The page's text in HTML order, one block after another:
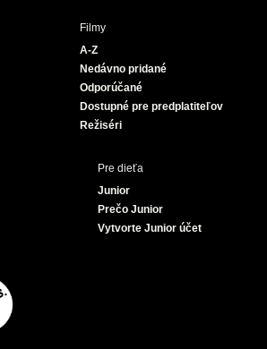
e
Filmy
A-Z
Nedávno pridané
Odporúčané
Dostupné pre predplatiteľov
Režiséri
Pre dieťa
Junior
Prečo Junior
Vytvorte Junior účet